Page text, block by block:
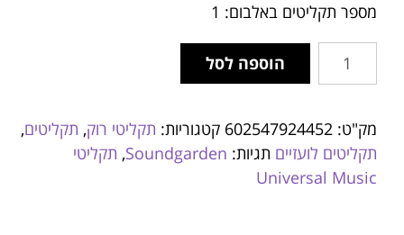
מספר תקליטים באלבום: 1
הוספה לסל
מק"ט: 602547924452 קטגוריות: תקליטי רוק, תקליטים,
תקליטים לועזיים תגיות: Soundgarden
, תקליטי
Universal Music